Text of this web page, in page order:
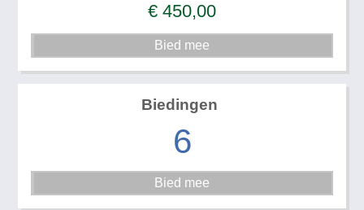
€ 450,00
Biedingen
6